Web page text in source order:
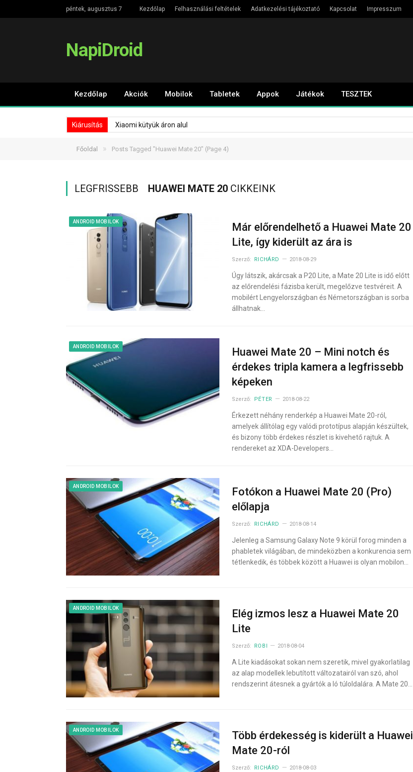
péntek, augusztus 7 Kezdőlap Felhasználási feltételek Adatkezelési tájékoztató Kapcsolat Impresszum
NapiDroid
Kezdőlap Akciók Mobilok Tabletek Appok Játékok TESZTEK
Kiárusítás Xiaomi kütyük áron alul
Főoldal » Posts Tagged "Huawei Mate 20" (Page 4)
LEGFRISSEBB HUAWEI MATE 20 CIKKEINK
ANDROID MOBILOK
Már előrendelhető a Huawei Mate 20
Lite, így kiderült az ára is
Szerző: RICHÁRD 2018-08-29
Úgy látszik, akárcsak a P20 Lite, a Mate 20 Lite is idő előtt
az előrendelési fázisba került, megelőzve testvéreit. A
mobilért Lengyelországban és Németországban is sorba
állhatnak…
ANDROID MOBILOK
Huawei Mate 20 – Mini notch és
érdekes tripla kamera a legfrissebb
képeken
Szerző: PÉTER 2018-08-22
Érkezett néhány renderkép a Huawei Mate 20-ról,
amelyek állítólag egy valódi prototípus alapján készültek,
és bizony több érdekes részlet is kivehető rajtuk. A
rendereket az XDA-Developers…
ANDROID MOBILOK
Fotókon a Huawei Mate 20 (Pro)
előlapja
Szerző: RICHÁRD 2018-08-14
Jelenleg a Samsung Galaxy Note 9 körül forog minden a
phabletek világában, de mindeközben a konkurencia sem
tétlenkedik, és többek között a Huawei is olyan mobilon…
ANDROID MOBILOK
Elég izmos lesz a Huawei Mate 20
Lite
Szerző: ROBI 2018-08-04
A Lite kiadásokat sokan nem szeretik, mivel gyakorlatilag
az alap modellek lebutított változatairól van szó, ahol
rendszerint átesnek a gyártók a ló túloldalára. A Mate 20…
ANDROID MOBILOK
Több érdekesség is kiderült a Huawei
Mate 20-ról
Szerző: RICHÁRD 2018-08-03